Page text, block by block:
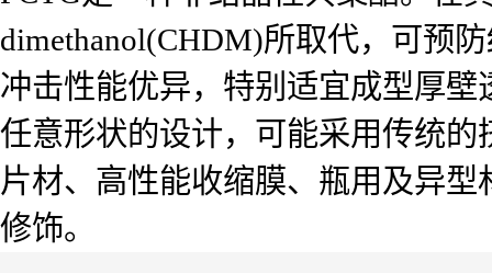
dimethanol(CHDM)所取代，可预
冲击性能优异，特别适宜成型厚
任意形状的设计，可能采用传统
片材、高性能收缩膜、瓶用及异
修饰。